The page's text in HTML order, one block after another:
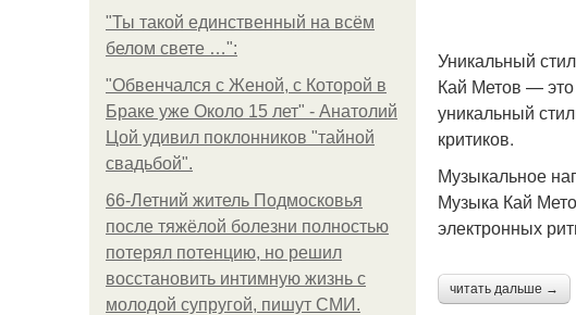
"Ты такой единственный на всём
белом свете …":
"Обвенчался с Женой, с Которой в
Браке уже Около 15 лет" - Анатолий
Цой удивил поклонников "тайной
свадьбой".
66-Летний житель Подмосковья
после тяжёлой болезни полностью
потерял потенцию, но решил
восстановить интимную жизнь с
молодой супругой, пишут СМИ.
Уникальный
Кай Метов — это
уникальный
критиков.
Музыкальное
Музыка Кай
электронных
читать дальше →